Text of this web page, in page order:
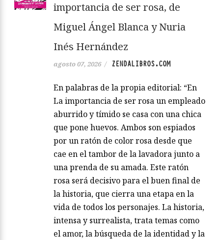
importancia de ser rosa, de
Miguel Ángel Blanca y Nuria
Inés Hernández
agosto 07, 2026 / ZENDALIBROS.COM
En palabras de la propia editorial: “En
La importancia de ser rosa un empleado
aburrido y tímido se casa con una chica
que pone huevos. Ambos son espiados
por un ratón de color rosa desde que
cae en el tambor de la lavadora junto a
una prenda de su amada. Este ratón
rosa será decisivo para el buen final de
la historia, que cierra una etapa en la
vida de todos los personajes. La historia,
intensa y surrealista, trata temas como
el amor, la búsqueda de la identidad y la